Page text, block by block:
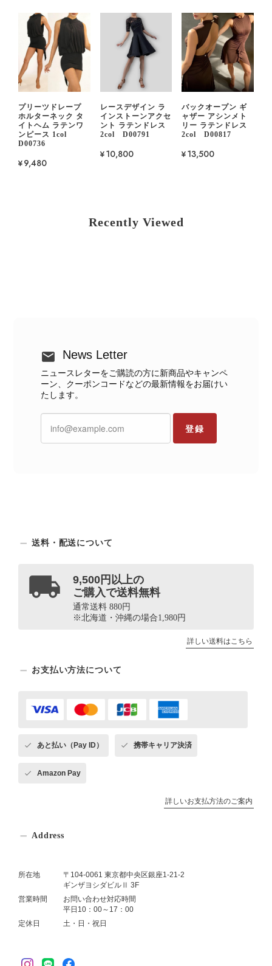
プリーツドレープ
ホルターネック タ
イトヘム ラテンワ
ンピース 1col
D00736
¥9,480
レースデザイン ラ
インストーンアクセ
ント ラテンドレス
2col D00791
¥10,800
バックオープン ギ
ャザー アシンメト
リー ラテンドレス
2col D00817
¥13,500
Recently Viewed
News Letter
ニュースレターをご購読の方に新商品やキャンペ
ーン、クーポンコードなどの最新情報をお届けい
たします。
登録
送料・配送について
9,500円以上の
ご購入で送料無料
通常送料 880円
※北海道・沖縄の場合1,980円
詳しい送料はこちら
お支払い方法について
あと払い（Pay ID） 携帯キャリア決済
Amazon Pay
詳しいお支払方法のご案内
Address
所在地
〒104-0061 東京都中央区銀座1-21-2
ギンザヨシダビルⅡ 3F
営業時間
お問い合わせ対応時間
平日10：00～17：00
定休日
土・日・祝日